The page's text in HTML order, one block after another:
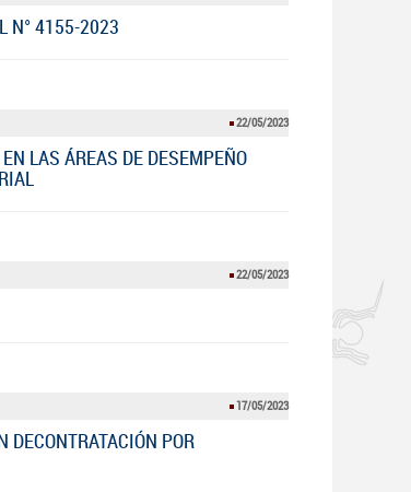
N° 4155-2023
22/05/2023
LAS ÁREAS DE DESEMPEÑO
22/05/2023
17/05/2023
POR